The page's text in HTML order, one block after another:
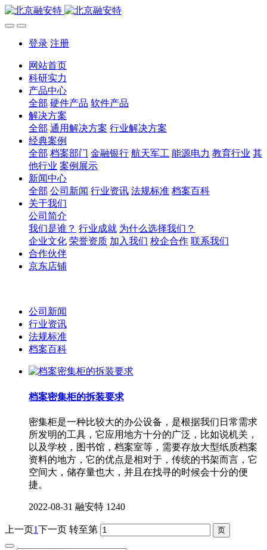
登录 注册
网站首页
科研实力
产品中心
全部 硬件产品 软件产品
解决方案
全部 通用解决方案 行业解决方案
经典案例
全部 档案部门 金融银行 航天军工 能源电力 教育行业 其
他行业 案例展示
新闻中心
全部 公司新闻 行业资讯 法规标准 档案百科
关于我们
公司简介
我们是谁？ 行业成就 为什么选择我们？
企业文化 荣誉资质 加入我们 校企合作 联系我们
合作伙伴
京东店铺
公司新闻
行业资讯
法规标准
档案百科
档案密集柜的拆装要求
密集柜是一种比较大的办公设备，是根据我们日常需求
所发明的工具，它应用地方十分的广泛，比如说机关，
以及学校，图书馆，档案室等，需要存放大型纸质档案
资料的地方，它的优点是相对于，传统的书架而言，它
空间大，储存量也大，并且在找寻的时候会十分的便
捷。
2022-08-31 融安特 1240
上一页1下一页 转至第